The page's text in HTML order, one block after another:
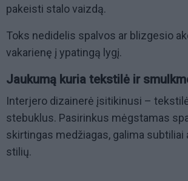
pakeisti stalo vaizdą.
Toks nedidelis spalvos ar blizgesio
vakarienę į ypatingą lygį.
Jaukumą kuria tekstilė ir
Interjero dizainerė įsitikinusi –
stebuklus. Pasirinkus mėgstamas
skirtingas medžiagas, galima
stilių.